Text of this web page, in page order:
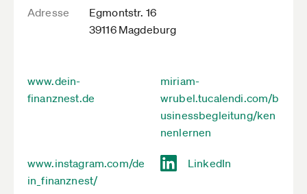
Adresse
Egmontstr. 16
39116 Magdeburg
www.dein-
finanznest.de
miriam-
wrubel.tucalendi.com/b
usinessbegleitung/ken
nenlernen
www.instagram.com/de
in_finanznest/
LinkedIn